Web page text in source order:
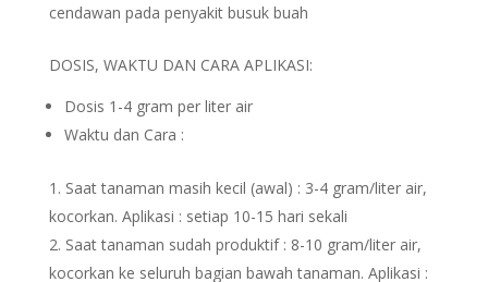
cendawan pada penyakit busuk buah
DOSIS, WAKTU DAN CARA APLIKASI:
Dosis 1-4 gram per liter air
Waktu dan Cara :
Saat tanaman masih kecil (awal) : 3-4 gram/liter air,
kocorkan. Aplikasi : setiap 10-15 hari sekali
Saat tanaman sudah produktif : 8-10 gram/liter air,
kocorkan ke seluruh bagian bawah tanaman. Aplikasi :